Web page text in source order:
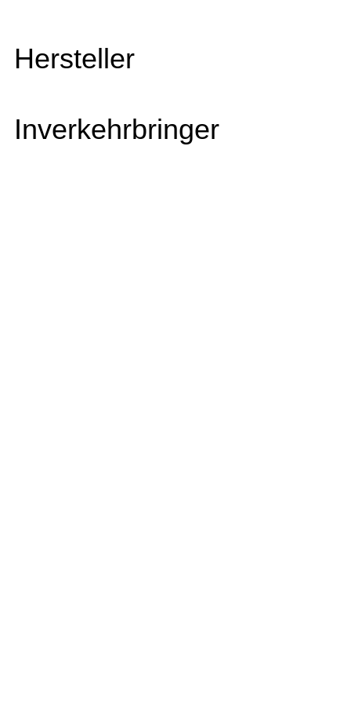
Hersteller
Inverkehrbringer